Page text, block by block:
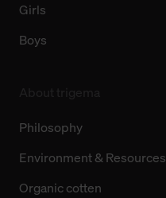
Girls
Boys
Philosophy
Environment & Resources
Organic cotten